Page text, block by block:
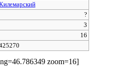
?
3
16
zoom=16]